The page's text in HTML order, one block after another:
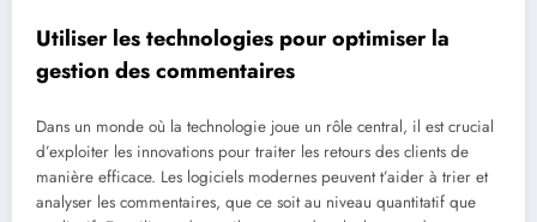
Utiliser les technologies pour optimiser la
gestion des commentaires
Dans un monde où la technologie joue un rôle central, il est crucial
d’exploiter les innovations pour traiter les retours des clients de
manière efficace. Les logiciels modernes peuvent t’aider à trier et
analyser les commentaires, que ce soit au niveau quantitatif que